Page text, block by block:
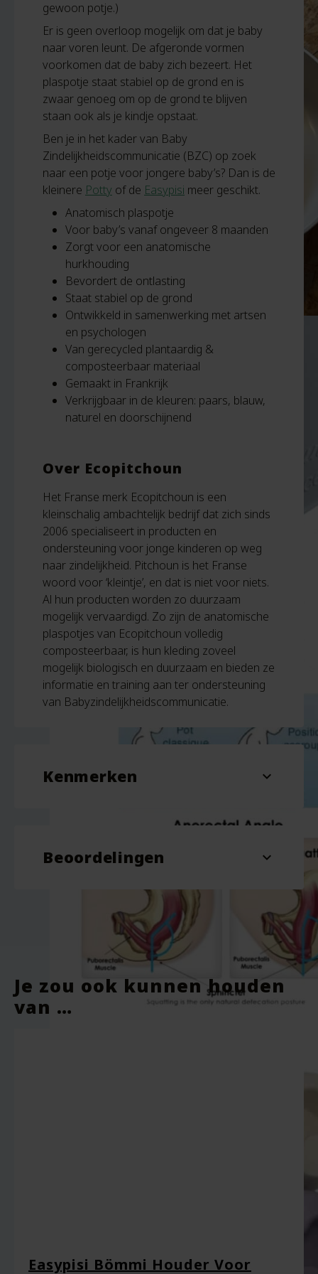
gewoon potje.)
Er is geen overloop mogelijk om dat je baby
naar voren leunt. De afgeronde vormen
voorkomen dat de baby zich bezeert. Het
plaspotje staat stabiel op de grond en is
zwaar genoeg om op de grond te blijven
staan ook als je kindje opstaat.
Ben je in het kader van Baby
Zindelijkheidscommunicatie (BZC) op zoek
naar een potje voor jongere baby’s? Dan is de
kleinere Potty of de Easypisi meer geschikt.
Anatomisch plaspotje
Voor baby’s vanaf ongeveer 8 maanden
Zorgt voor een anatomische
hurkhouding
Bevordert de ontlasting
Staat stabiel op de grond
Ontwikkeld in samenwerking met artsen
en psychologen
Van gerecycled plantaardig &
composteerbaar materiaal
Gemaakt in Frankrijk
Verkrijgbaar in de kleuren: paars, blauw,
naturel en doorschijnend
Over Ecopitchoun
Het Franse merk Ecopitchoun is een
kleinschalig ambachtelijk bedrijf dat zich sinds
2006 specialiseert in producten en
ondersteuning voor jonge kinderen op weg
naar zindelijkheid. Pitchoun is het Franse
woord voor ‘kleintje’, en dat is niet voor niets.
Al hun producten worden zo duurzaam
mogelijk vervaardigd. Zo zijn de anatomische
plaspotjes van Ecopitchoun volledig
composteerbaar, is hun kleding zoveel
mogelijk biologisch en duurzaam en bieden ze
informatie en training aan ter ondersteuning
van Babyzindelijkheidscommunicatie.
Kenmerken expand_more
plantaardig materiaal
Kleur
Doorschijnend, Naturel,
Beoordelingen expand_more
Beoordelingen
Er zijn nog geen beoordelingen.
Wees de eerste om “Anatomisch Plaspotje –
Vanaf 8 Maand – Ecopitchoun” te beoordelen
Je e-mailadres wordt niet gepubliceerd.
Vereiste velden zijn gemarkeerd met*
Je waardering
Je zou ook kunnen houden
van …
Easypisi Bömmi Houder Voor